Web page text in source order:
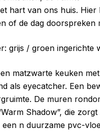
hart van ons huis.
of de dag doorspreken
matzwarte keuken met
als eyecatcher. Een
De muren
Shadow”, die
n duurzame pvc-